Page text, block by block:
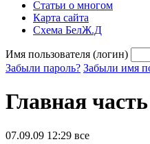
Статьи о многом
Карта сайта
Схема БелЖ.Д
Имя пользователя (логин)
Забыли пароль? Забыли имя
Главная
07.09.09 12:29 все